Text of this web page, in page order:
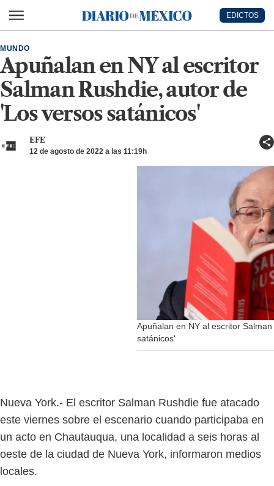
Diario de México
EDICTOS
Apuñalan en NY al escritor
Salman Rushdie, autor de
'Los versos satánicos'
MUNDO
EFE
12 de agosto de 2022 a las 11:19h
Apuñalan en NY al escritor
satánicos'
Nueva York.- El escritor Salman Rushdie fue atacado
este viernes sobre el escenario cuando participaba en
un acto en Chautauqua, una localidad a seis horas al
oeste de la ciudad de Nueva York, informaron medios
locales.